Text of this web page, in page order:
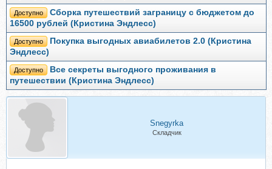
Доступно
Сборка путешествий заграницу с бюджетом до
16500 рублей (Кристина Эндлесс)
Доступно
Покупка выгодных авиабилетов 2.0 (Кристина
Эндлесс)
Доступно
Все секреты выгодного проживания в
путешествии (Кристина Эндлесс)
Snegyrka
Складчик